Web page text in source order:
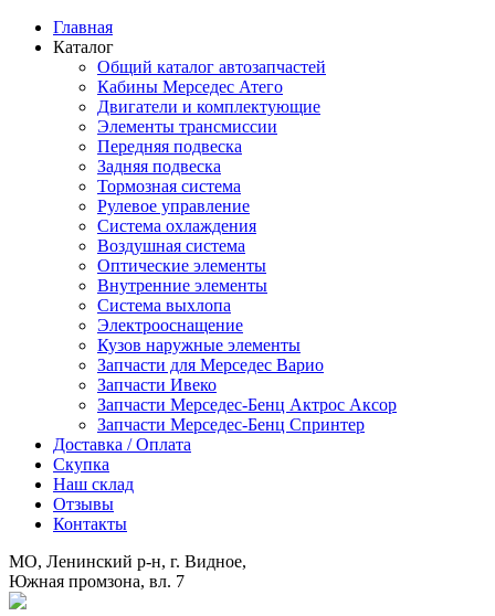
Главная
Каталог
Общий каталог автозапчастей
Кабины Мерседес Атего
Двигатели и комплектующие
Элементы трансмиссии
Передняя подвеска
Задняя подвеска
Тормозная сиcтема
Рулевое управление
Система охлаждения
Воздушная система
Оптические элементы
Внутренние элементы
Система выхлопа
Электрооснащение
Кузов наружные элементы
Запчасти для Мерседес Варио
Запчасти Ивеко
Запчасти Мерседес-Бенц Актрос Аксор
Запчасти Мерседес-Бенц Спринтер
Доставка / Оплата
Скупка
Наш склад
Отзывы
Контакты
МО, Ленинский р-н, г. Видное,
Южная промзона, вл. 7